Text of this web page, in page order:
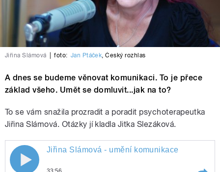
Jiřina Slámová foto: Jan Ptáček,Český rozhlas
A dnes se budeme věnovat komunikaci. To je přece
základ všeho. Umět se domluvit...jak na to?
To se vám snažila prozradit a poradit psychoterapeutka
Jiřina Slámová. Otázky jí kladla Jitka Slezáková.
Jiřina Slámová - umění komunikace